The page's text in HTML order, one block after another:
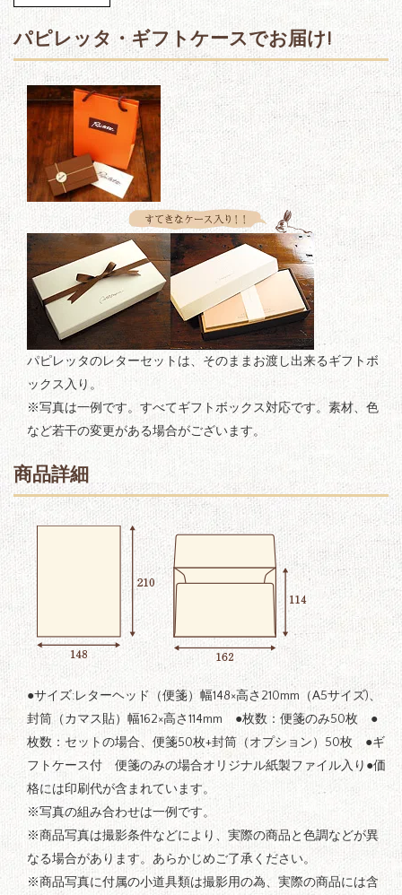
パピレッタ・ギフトケースでお届け!
パピレッタのレターセットは、そのままお渡し出来るギフトボ
ックス入り。
※写真は一例です。すべてギフトボックス対応です。素材、色
など若干の変更がある場合がございます。
商品詳細
●サイズ:レターヘッド（便箋）幅148×高さ210mm（A5サイズ)、
封筒（カマス貼）幅162×高さ114mm ●枚数：便箋のみ50枚 ●
枚数：セットの場合、便箋50枚+封筒（オプション）50枚 ●ギ
フトケース付 便箋のみの場合オリジナル紙製ファイル入り●価
格には印刷代が含まれています。
※写真の組み合わせは一例です。
※商品写真は撮影条件などにより、実際の商品と色調などが異
なる場合があります。あらかじめご了承ください。
※商品写真に付属の小道具類は撮影用の為、実際の商品には含